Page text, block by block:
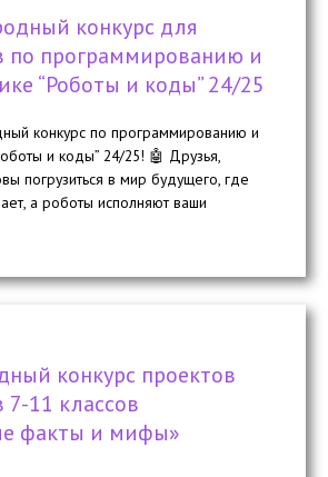
конкурс для
по программированию и
“Роботы и коды” 24/25
конкурс по программированию и
и коды” 24/25! 🤖 Друзья,
погрузиться в мир будущего, где
а роботы исполняют ваши
конкурс проектов
11 классов
факты и мифы»